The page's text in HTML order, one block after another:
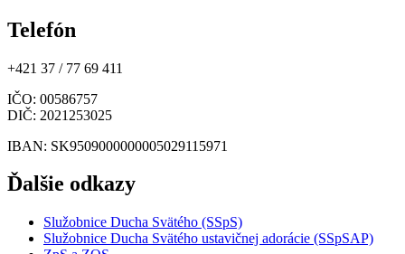
Telefón
+421 37 / 77 69 411
IČO: 00586757
DIČ: 2021253025
IBAN: SK9509000000005029115971
Ďalšie odkazy
Služobnice Ducha Svätého (SSpS)
Služobnice Ducha Svätého ustavičnej adorácie (SSpSAP)